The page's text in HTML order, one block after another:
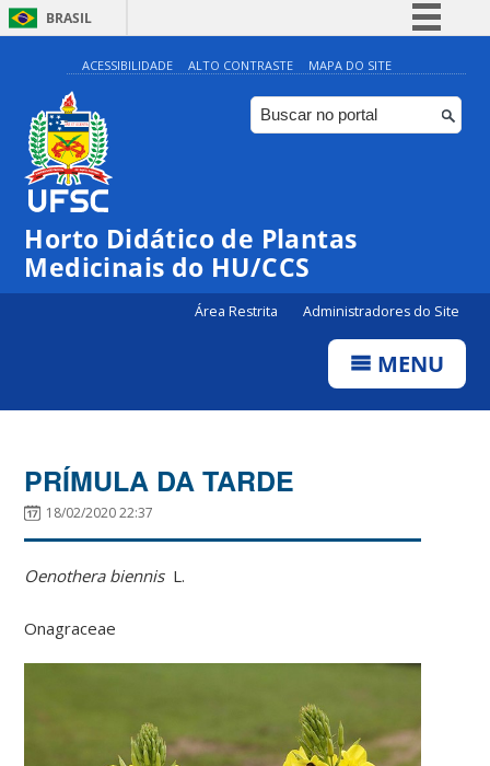
BRASIL
Simplifique!
Comunica BR
Participe
Canais
ACESSIBILIDADE ALTO CONTRASTE MAPA DO SITE
Horto Didático de Plantas
Medicinais do HU/CCS
Área Restrita Administradores do Site
MENU
PRÍMULA DA TARDE
18/02/2020 22:37
Oenothera biennisL.
Onagraceae